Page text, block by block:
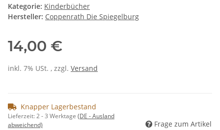
Kategorie: Kinderbücher
Hersteller: Coppenrath Die Spiegelburg
14,00 €
inkl. 7% USt. , zzgl. Versand
Knapper Lagerbestand
Lieferzeit:2 - 3 Werktage (DE - Ausland
abweichend)
Frage zum Artikel